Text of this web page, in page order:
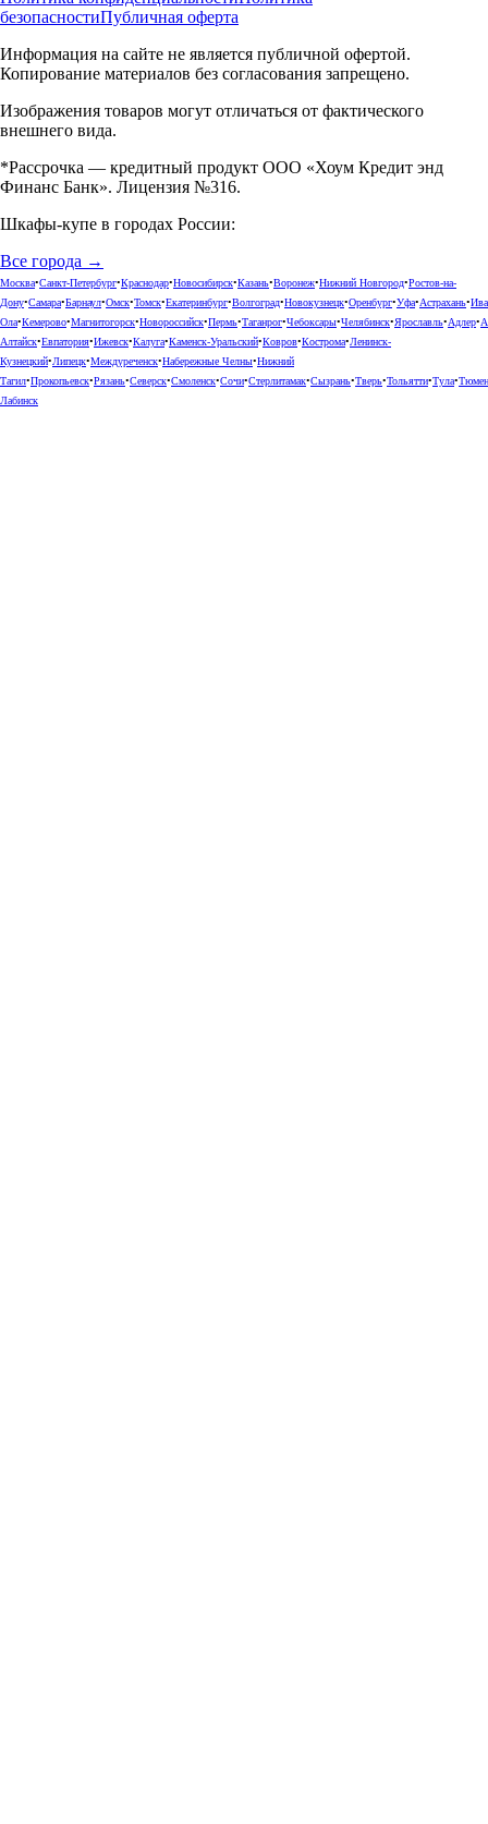
безопасностиПубличная оферта
Информация на сайте не является публичной офертой.
Копирование материалов без согласования запрещено.
Изображения товаров могут отличаться от фактического
внешнего вида.
*Рассрочка — кредитный продукт ООО «Хоум Кредит энд
Финанс Банк». Лицензия №316.
Шкафы-купе в городах России:
Все города →
Москва•Санкт-Петербург•Краснодар•Новосибирск•Казань•Воронеж•Нижний Новгород•Ростов-на-
Дону•Самара•Барнаул•Омск•Томск•Екатеринбург•Волгоград•Новокузнецк•Оренбург•Уфа•Астрахань•
Ола•Кемерово•Магнитогорск•Новороссийск•Пермь•Таганрог•Чебоксары•Челябинск•Ярославль•Адлер•
Алтайск•Евпатория•Ижевск•Калуга•Каменск-Уральский•Ковров•Кострома•Ленинск-
Кузнецкий•Липецк•Междуреченск•Набережные Челны•Нижний
Тагил•Прокопьевск•Рязань•Северск•Смоленск•Сочи•Стерлитамак•Сызрань•Тверь•Тольятти•Тула•
Лабинск